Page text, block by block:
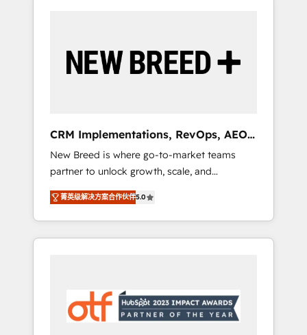
by Globalia’s technical development team. -
19 HubSpot-certified trainers to drive
deployment of Breeze AI and custom agents
to automate growth. 🏆 Elite Excellence - 8
platform accreditations and deep HIPAA-
compliance expertise. - A team of 250+
experts dedicated to your resilient growth.
CRM Implementations, RevOps, AEO
+ Web, Demand Gen
New Breed is where go-to-market teams
partner to unlock growth, scale, and
transformation. We help companies activate
HubSpot’s AI-powered customer platform
and operationalize HubSpot’s Loop
Marketing framework through expert-led
Hubs to your buyer journey for clean data,
scalability, & reporting. 🎯Demand Gen &
菁英级解决方案合作伙伴5.0